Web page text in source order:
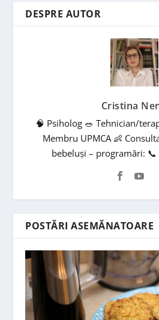
DESPRE AUTOR
Cristina
🧠 Psiholog 🥗 Tehnician/
Membru UPMCA 👶
bebeluși – programări:
POSTĂRI ASEMĂNATOARE